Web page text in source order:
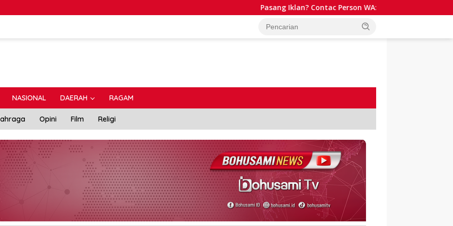
Pasang Iklan? Contac Person WA: 081341511701
NASIONAL DAERAH RAGAM
Opini Film Religi